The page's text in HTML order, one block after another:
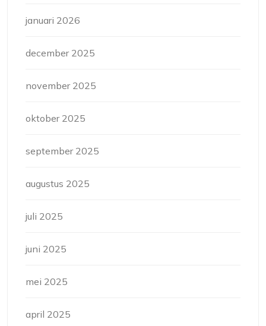
januari 2026
december 2025
november 2025
oktober 2025
september 2025
augustus 2025
juli 2025
juni 2025
mei 2025
april 2025